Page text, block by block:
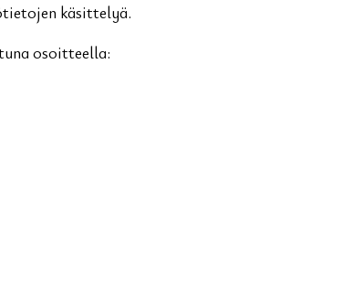
käsittelyä.
osoitteella: